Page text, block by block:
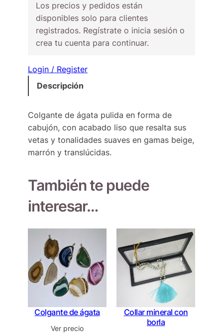
Los precios y pedidos están
disponibles solo para clientes
registrados. Regístrate o inicia sesión o
crea tu cuenta para continuar.
Login / Register
Descripción
Colgante de ágata pulida en forma de
cabujón, con acabado liso que resalta sus
vetas y tonalidades suaves en gamas beige,
marrón y translúcidas.
También te puede
interesar…
Colgante de ágata
Ver precio
Collar mineral con
borla